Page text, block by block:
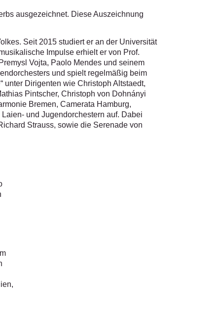
ausgezeichnet. Diese Auszeichnung
Seit 2015 studiert er an der Universität
Impulse erhielt er von Prof.
Vojta, Paolo Mendes und seinem
und spielt regelmäßig beim
unter Dirigenten wie Christoph Altstaedt,
Pintscher, Christoph von Dohnányi
Bremen, Camerata Hamburg,
und Jugendorchestern auf. Dabei
Strauss, sowie die Serenade von